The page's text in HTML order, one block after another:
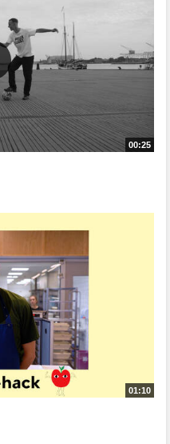
00:25
01:10